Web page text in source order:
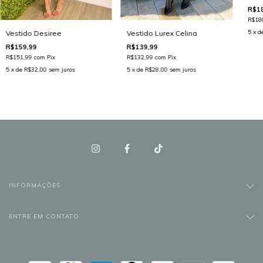
Vestido Desiree
R$159,99
R$151,99com Pix
5 x de R$32,00 sem juros
Vestido Lurex Celina
R$139,99
R$132,99com Pix
5 x de R$28,00 sem juros
5 x
INFORMAÇÕES
ENTRE EM CONTATO